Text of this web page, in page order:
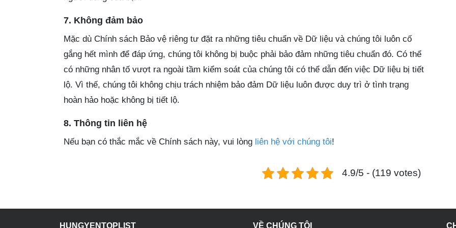
7. Không đảm bảo
Mặc dù Chính sách Bảo vệ riêng tư đặt ra những tiêu chuẩn về Dữ liệu và chúng tôi luôn cố
gắng hết mình để đáp ứng, chúng tôi không bị buộc phải bảo đảm những tiêu chuẩn đó. Có thể
có những nhân tố vượt ra ngoài tầm kiểm soát của chúng tôi có thể dẫn đến việc Dữ liệu bị tiết
lộ. Vì thế, chúng tôi không chịu trách nhiệm bảo đảm Dữ liệu luôn được duy trì ở tình trạng
hoàn hảo hoặc không bị tiết lộ.
8. Thông tin liên hệ
Nếu bạn có thắc mắc về Chính sách này, vui lòng liên hệ với chúng tôi!
4.9/5 - (119 votes)
HUNGYENTOPLIST VỀ CHÚNG TÔI